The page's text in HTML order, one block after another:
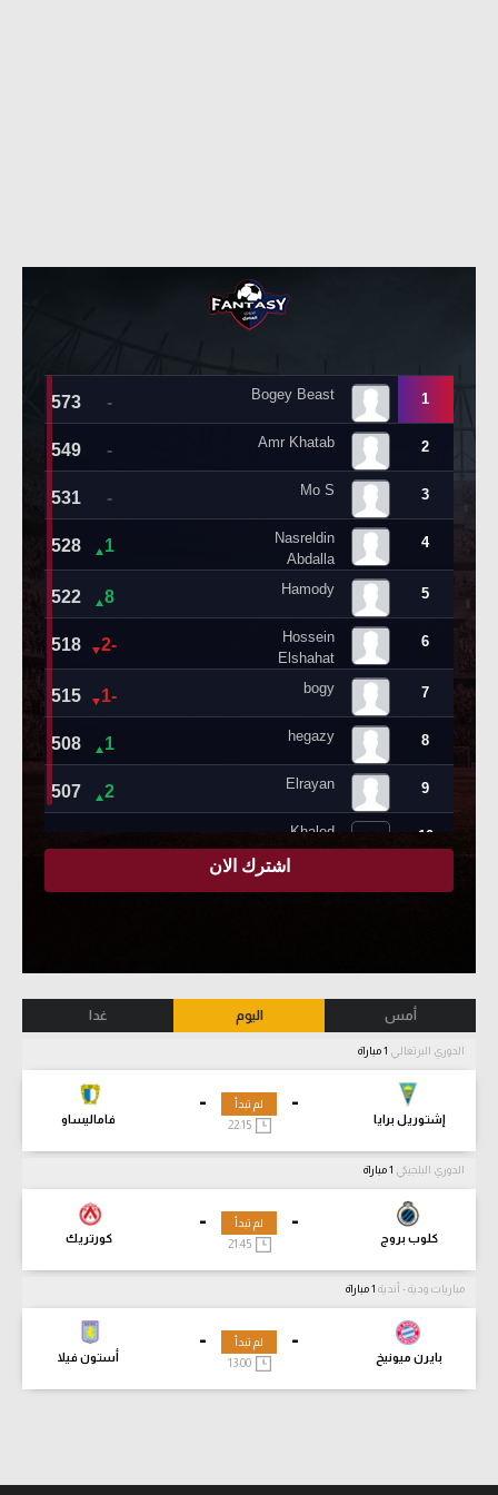
أمس اليوم غدا
الدوري البرتغالي
-
إشتوريل برايا
-
فاماليساو
لم تبدأ
22:15
الدوري البلجيكي
-
كلوب بروج
-
كورتريك
لم تبدأ
21:45
مباريات ودية - أندية
-
بايرن ميونيخ
-
أستون فيلا
لم تبدأ
13:00